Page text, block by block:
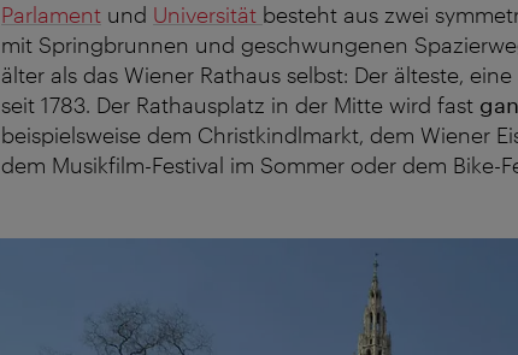
Parlament und Universität besteht aus zwei
mit Springbrunnen und geschwungenen
älter als das Wiener Rathaus selbst: Der älteste,
seit 1783. Der Rathausplatz in der Mitte wird fast
beispielsweise dem Christkindlmarkt, dem Wiener
dem Musikfilm-Festival im Sommer oder dem Bike-